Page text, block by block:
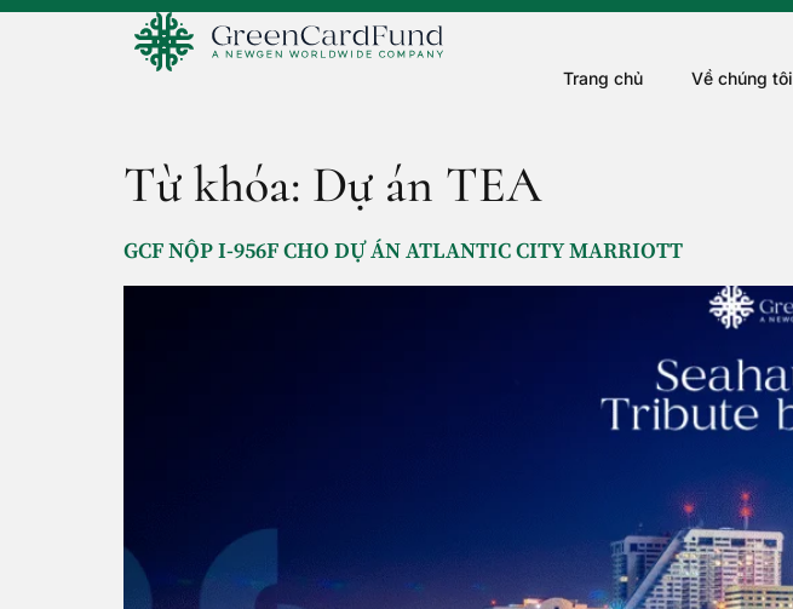
Trang chủ Về chúng tôi
Từ khóa: Dự án TEA
GCF NỘP I-956F CHO DỰ ÁN ATLANTIC CITY MARRIOTT